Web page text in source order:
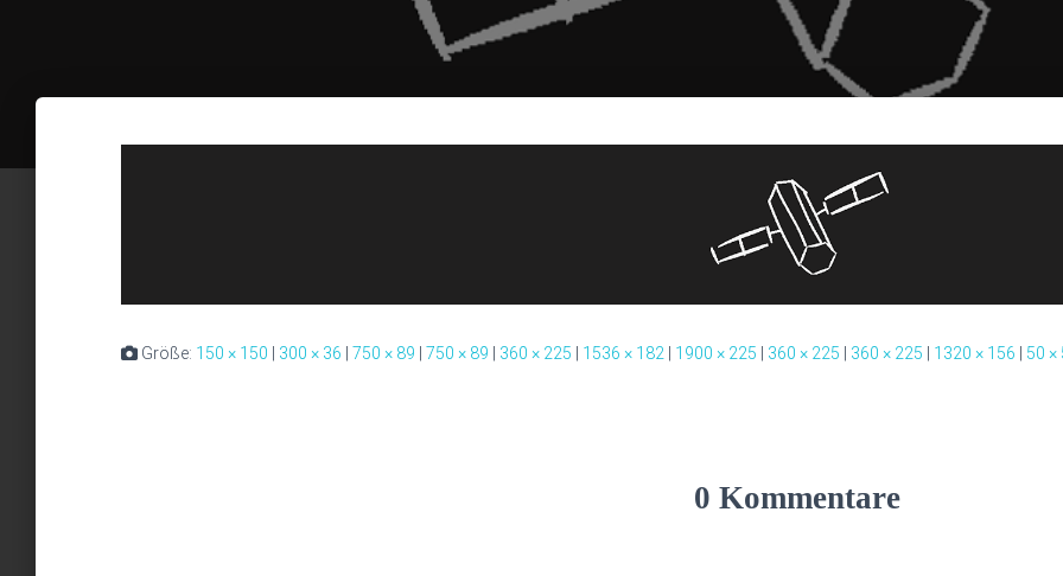
Größe: 150 × 150 300 × 36 750 × 89 750 × 89 360 × 225 1536 × 182 1900 × 225 360 × 225 360 × 225 1320 × 156 50 ×
0 Kommentare